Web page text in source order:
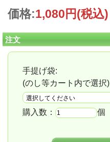
価格:1,080円(税込)
注文
手提げ袋:
(のし等カート内で選択)
購入数： 個